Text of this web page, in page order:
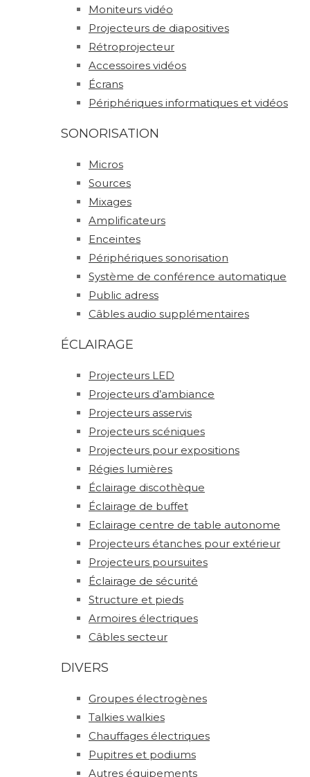
Moniteurs vidéo
Projecteurs de diapositives
Rétroprojecteur
Accessoires vidéos
Écrans
Périphériques informatiques et vidéos
SONORISATION
Micros
Sources
Mixages
Amplificateurs
Enceintes
Périphériques sonorisation
Système de conférence automatique
Public adress
Câbles audio supplémentaires
ÉCLAIRAGE
Projecteurs LED
Projecteurs d’ambiance
Projecteurs asservis
Projecteurs scéniques
Projecteurs pour expositions
Régies lumières
Éclairage discothèque
Éclairage de buffet
Eclairage centre de table autonome
Projecteurs étanches pour extérieur
Projecteurs poursuites
Éclairage de sécurité
Structure et pieds
Armoires électriques
Câbles secteur
DIVERS
Groupes électrogènes
Talkies walkies
Chauffages électriques
Pupitres et podiums
Autres équipements